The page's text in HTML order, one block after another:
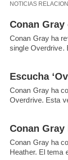
NOTICIAS
Conan Gray
Conan Gray ha
single Overdrive.
Escucha
Conan Gray ha
Overdrive. Esta
Conan Gray
Conan Gray ha
Heather. El tema